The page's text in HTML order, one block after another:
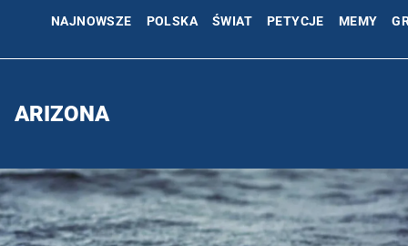
NAJNOWSZE POLSKA ŚWIAT PETYCJE MEMY
ARIZONA